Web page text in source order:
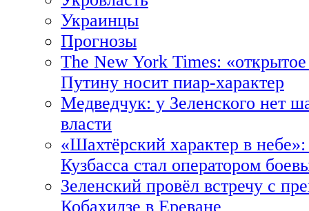
Украинцы
Прогнозы
The New York Times:
Путину носит пиар-характер
Медведчук: у Зеленского нет
власти
«Шахтёрский характер в
Кузбасса стал оператором
Зеленский провёл встречу с
Кобахидзе в Ереване